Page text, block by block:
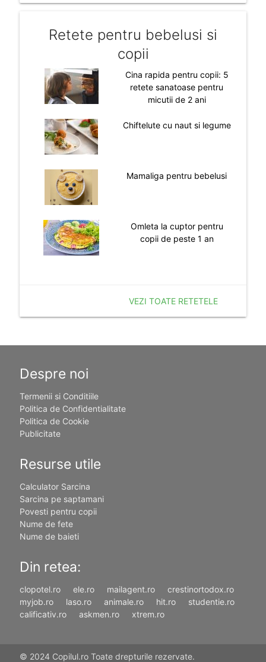
Retete pentru bebelusi si
copii
Cina rapida pentru copii: 5
retete sanatoase pentru
micutii de 2 ani
Chiftelute cu naut si legume
Mamaliga pentru bebelusi
Omleta la cuptor pentru
copii de peste 1 an
VEZI TOATE RETETELE
Despre noi
Termenii si Conditiile
Politica de Confidentialitate
Politica de Cookie
Publicitate
Resurse utile
Calculator Sarcina
Sarcina pe saptamani
Povesti pentru copii
Nume de fete
Nume de baieti
Din retea:
clopotel.ro ele.ro mailagent.ro
crestinortodox.ro
myjob.ro
laso.ro animale.ro hit.ro
studentie.ro
calificativ.ro
askmen.ro xtrem.ro
© 2024 Copilul.ro Toate drepturile rezervate.